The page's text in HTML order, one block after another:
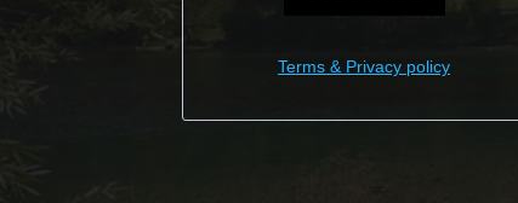
Terms & Privacy policy